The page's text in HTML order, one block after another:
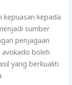
kepuasan kepada
sumber
penjagaan
boleh
yang berkualiti